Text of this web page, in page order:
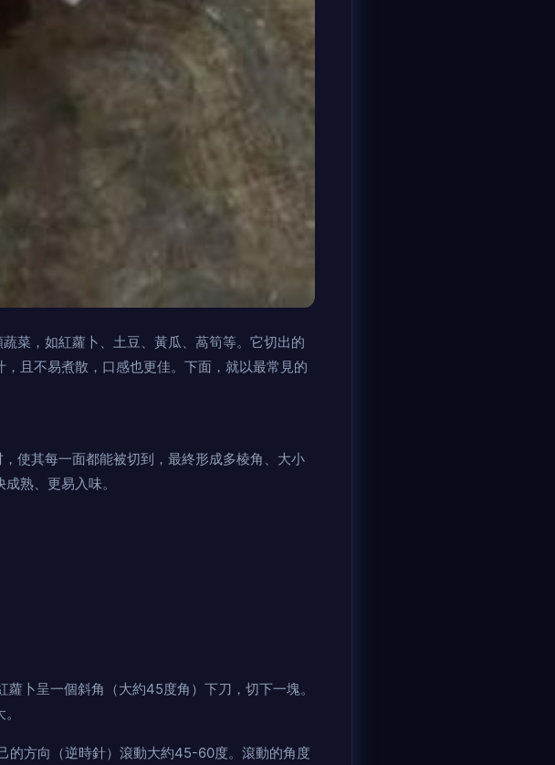
菜，如紅蘿卜、土豆、黃瓜、萵筍等。它切出的
且不易煮散，口感也更佳。下面，就以最常見的
使其每一面都能被切到，最終形成多棱角、大小
熟、更易入味。
卜呈一個斜角（大約45度角）下刀，切下一塊。
的方向（逆時針）滾動大約45-60度。滾動的角度